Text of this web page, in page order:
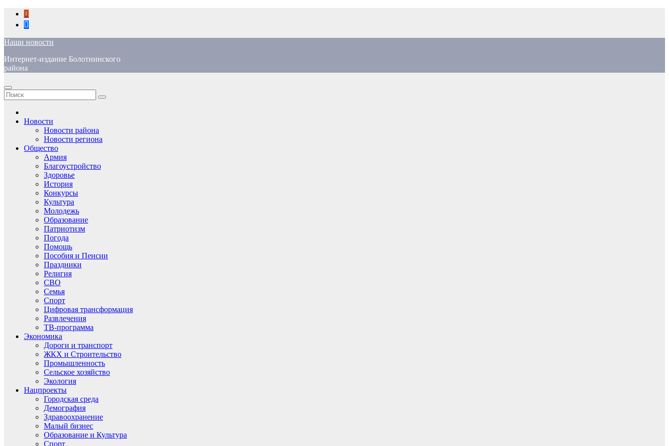
Перейти
содержимому
Наши новости
Интернет-издание Болотнинского
района
Новости
Новости района
Новости региона
Общество
Армия
Благоустройство
Здоровье
История
Конкурсы
Культура
Молодежь
Образование
Патриотизм
Погода
Помощь
Пособия и Пенсии
Праздники
Религия
СВО
Семья
Спорт
Цифровая трансформация
Развлечения
ТВ-программа
Экономика
Дороги и транспорт
ЖКХ и Строительство
Промышленность
Сельское хозяйство
Экология
Нацпроекты
Городская среда
Демография
Здравоохранение
Малый бизнес
Образование и Культура
Спорт